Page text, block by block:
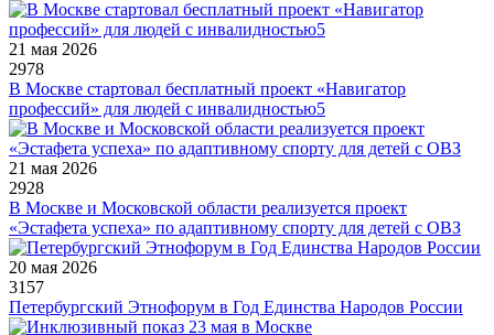
21 мая 2026
2978
В Москве стартовал бесплатный проект «Навигатор
профессий» для людей с инвалидностью5
21 мая 2026
2928
В Москве и Московской области реализуется проект
«Эстафета успеха» по адаптивному спорту для детей с ОВЗ
20 мая 2026
3157
Петербургский Этнофорум в Год Единства Народов России